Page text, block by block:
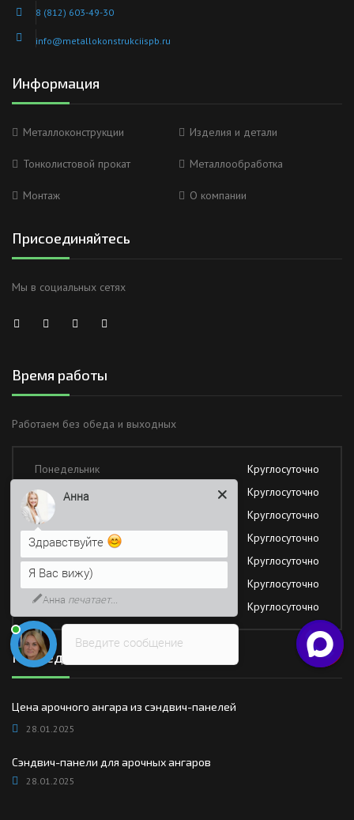
8 (812) 603-49-30
info@metallokonstrukciispb.ru
Информация
Металлоконструкции Изделия и детали
Тонколистовой прокат Металлообработка
Монтаж О компании
Присоединяйтесь
Мы в социальных сетях
Время работы
Работаем без обеда и выходных
Понедельник
Круглосуточно
Вторник
Круглосуточно
Среда
Круглосуточно
Четверг
Круглосуточно
Пятница
Круглосуточно
Круглосуточно
Воскресение
Круглосуточно
Последние новости
Цена арочного ангара из сэндвич-панелей
28.01.2025
Сэндвич-панели для арочных ангаров
28.01.2025
Введите сообщение
Анна
Здравствуйте
Я Вас вижу)
Анна печатает...